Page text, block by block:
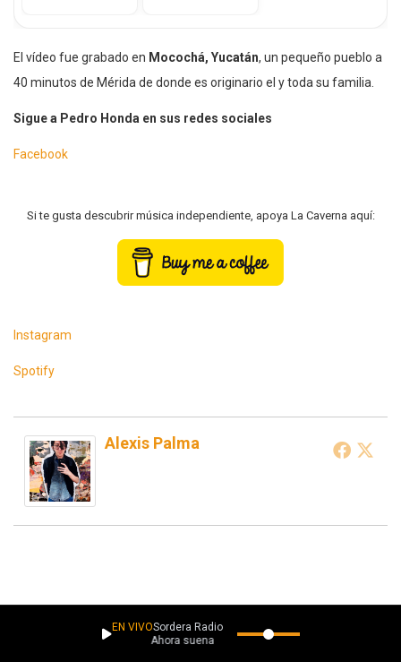
El vídeo fue grabado en Mocochá, Yucatán, un pequeño pueblo a
40 minutos de Mérida de donde es originario el y toda su familia.
Sigue a Pedro Honda en sus redes sociales
Facebook
Si te gusta descubrir música independiente, apoya La Caverna aquí:
Instagram
Spotify
Alexis Palma
EN VIVOSordera Radio
Ahora suena